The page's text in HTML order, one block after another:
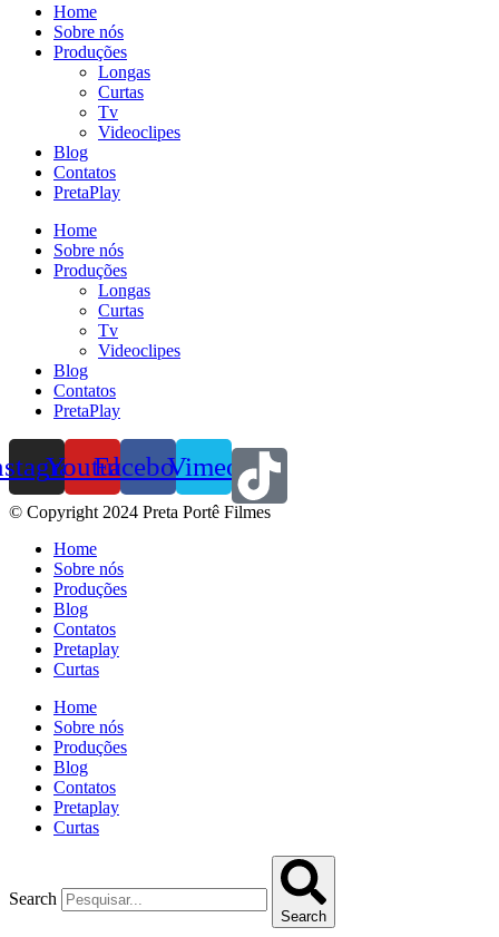
Home
Sobre nós
Produções
Longas
Curtas
Tv
Videoclipes
Blog
Contatos
PretaPlay
Home
Sobre nós
Produções
Longas
Curtas
Tv
Videoclipes
Blog
Contatos
PretaPlay
YoutubeFacebook
Vimeo
© Copyright 2024 Preta Portê Filmes
Home
Sobre nós
Produções
Blog
Contatos
Pretaplay
Curtas
Home
Sobre nós
Produções
Blog
Contatos
Pretaplay
Curtas
Search
Search